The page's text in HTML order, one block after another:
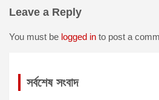
o
k
n
e
A
p
Leave a Reply
You must be logged in to post a
সর্বশেষ সংবাদ